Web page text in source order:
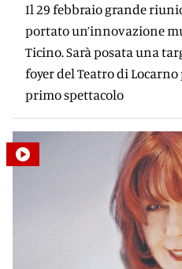
Il 29 febbraio grande
portato un’innovazione
Ticino. Sarà posata una
foyer del Teatro di
primo spettacolo